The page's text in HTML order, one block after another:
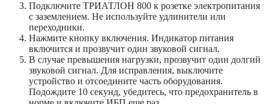
Подключите ТРИАТЛОН 800 к розетке электропитания
с заземлением. Не используйте удлинители или
переходники.
Нажмите кнопку включения. Индикатор питания
включится и прозвучит один звуковой сигнал.
В случае превышения нагрузки, прозвучит один долгий
звуковой сигнал. Для исправления, выключите
устройство и отсоедините часть оборудования.
Подождите 10 секунд, убедитесь, что предохранитель в